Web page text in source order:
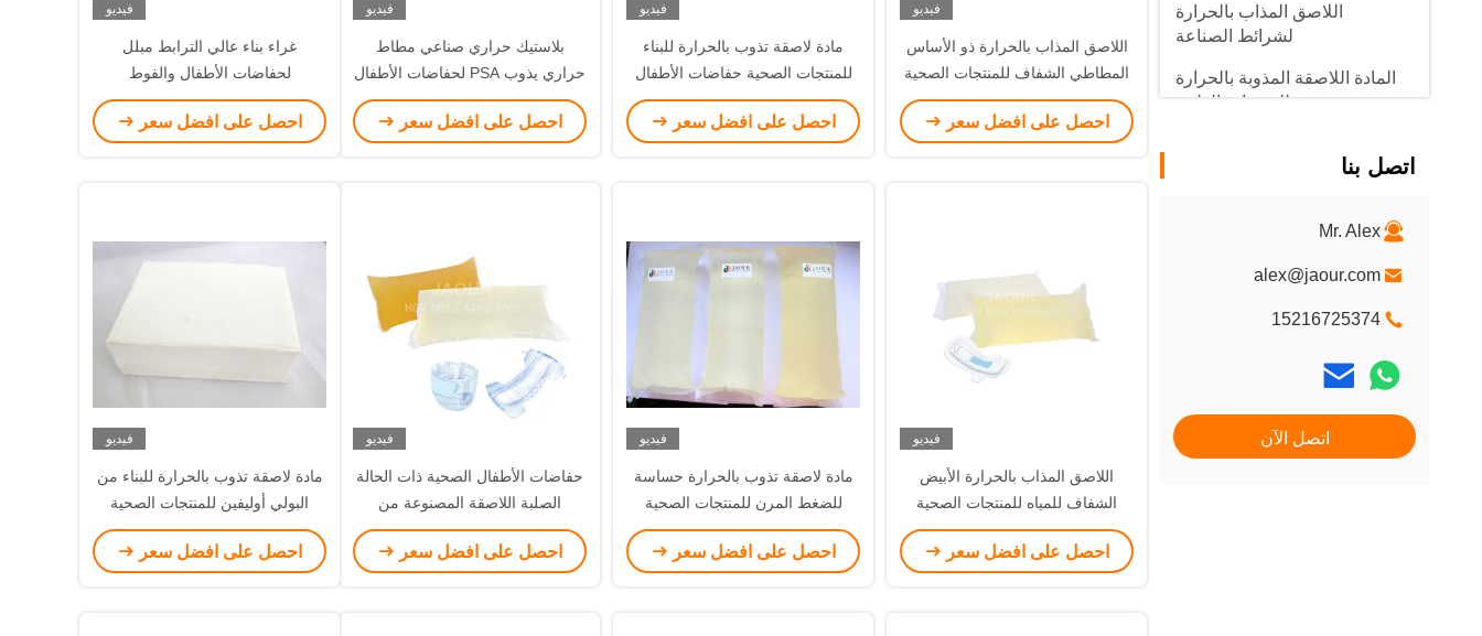
اللاصق المذاب بالحرارة
لشرائط الصناعة
المادة اللاصقة المذوبة بالحرارة
للمنتجات الطبية
اتصل بنا
Mr. Alex
alex@jaour.com
15216725374
اتصل الآن
فيديو
اللاصق المذاب بالحرارة ذو الأساس
المطاطي الشفاف للمنتجات الصحية
غير منسوج يمكن التخلص منه
احصل على افضل سعر
فيديو
مادة لاصقة تذوب بالحرارة للبناء
للمنتجات الصحية حفاضات الأطفال
المناديل الصحية
احصل على افضل سعر
فيديو
بلاستيك حراري صناعي مطاط
حراري يذوب PSA لحفاضات الأطفال
احصل على افضل سعر
فيديو
غراء بناء عالي الترابط مبلل
لحفاضات الأطفال والفوط
احصل على افضل سعر
فيديو
اللاصق المذاب بالحرارة الأبيض
الشفاف للمياه للمنتجات الصحية
احصل على افضل سعر
فيديو
مادة لاصقة تذوب بالحرارة حساسة
للضغط المرن للمنتجات الصحية
احصل على افضل سعر
فيديو
حفاضات الأطفال الصحية ذات الحالة
الصلبة اللاصقة المصنوعة من
المطاط الصناعي
احصل على افضل سعر
فيديو
مادة لاصقة تذوب بالحرارة للبناء من
البولي أوليفين للمنتجات الصحية
احصل على افضل سعر